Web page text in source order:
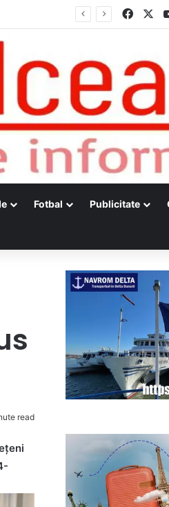
Țestos
Fotbal Publicitate
read